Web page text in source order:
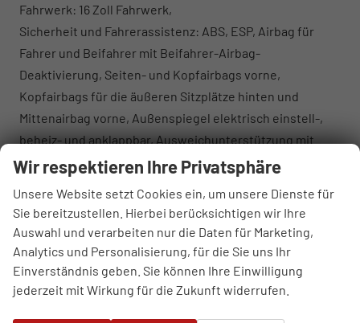
Fahrwerk: 16 Zoll Fahrwerk,
Sicherheit und Fahrerassistenz: ABS, ESP, Airbag für
Fahrer und Beifahrer mit Beifahrer-Airbag-
Deaktivierung, Seiten- und Kopfairbags vorne,
Kopfairbags für die äußeren Sitzplätze hinten und
Mittenairbag vorne, Außenspiegel elektrisch einstell-,
beheiz- und anklappbar, Ausweichunterstützung mit
Abbiegeassistent, Automatische Distanzregelung ACC
und Heckbereich, Ausparkassistent und
Ausstiegswarner, Verkehrszeichenerkennung,
Ablenkungs- und Müdigkeitserkennung,
Kreuzungsassistent, Notbremsassistent ""Front Assist""
mit Fußgänger- und Radfahrererkennung, Notrufsystem
Wir respektieren Ihre Privatsphäre
Unsere Website setzt Cookies ein, um unsere Dienste für
Sie bereitzustellen. Hierbei berücksichtigen wir Ihre
Auswahl und verarbeiten nur die Daten für Marketing,
Analytics und Personalisierung, für die Sie uns Ihr
Einverständnis geben. Sie können Ihre Einwilligung
jederzeit mit Wirkung für die Zukunft widerrufen.